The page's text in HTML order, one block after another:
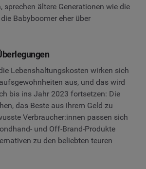
sprechen ältere Generationen wie die
Babyboomer eher über
Lebenshaltungskosten wirken sich
aus, und das wird
bis ins Jahr 2023 fortsetzen: Die
das Beste aus ihrem Geld zu
Verbraucher:innen passen sich
und Off-Brand-Produkte
zu den beliebten teuren